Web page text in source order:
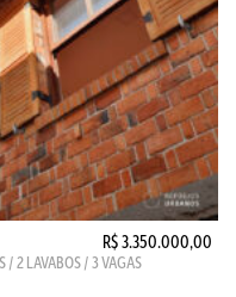
R$ 3.350.000,00
/ 2 LAVABOS / 3 VAGAS